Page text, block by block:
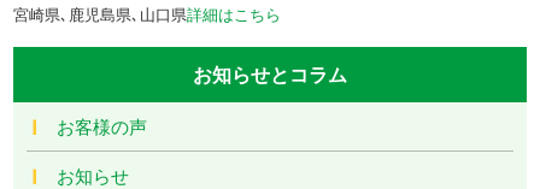
宮崎県､鹿児島県､山口県詳細はこちら
お知らせとコラム
お客様の声
お知らせ